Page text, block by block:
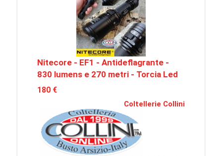
Nitecore - EF1 - Antideflagrante -
830 lumens e 270 metri - Torcia Led
180 €
Coltellerie Collini